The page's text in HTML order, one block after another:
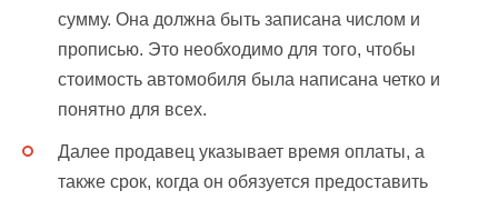
сумму. Она должна быть записана числом и
прописью. Это необходимо для того, чтобы
стоимость автомобиля была написана четко и
понятно для всех.
Далее продавец указывает время оплаты, а
также срок, когда он обязуется предоставить